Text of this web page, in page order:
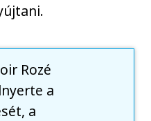
Rozé
a
a